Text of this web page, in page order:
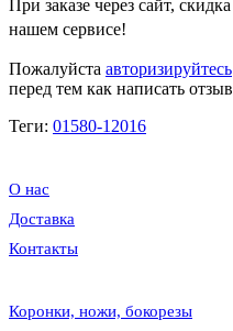
При заказе через сайт, скидка
нашем сервисе!
Пожалуйста авторизируйтесь
перед тем как написать отзыв
Теги: 01580-12016
О нас
Доставка
Контакты
Коронки, ножи, бокорезы